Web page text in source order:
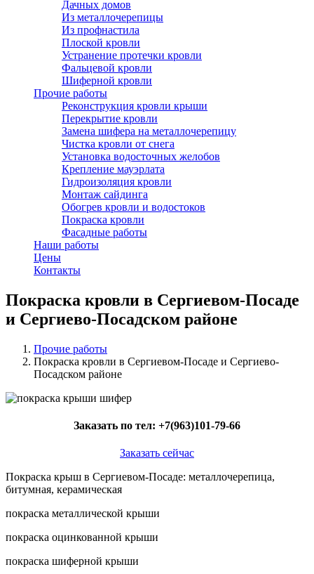
Дачных домов
Из металлочерепицы
Из профнастила
Плоской кровли
Устранение протечки кровли
Фальцевой кровли
Шиферной кровли
Прочие работы
Реконструкция кровли крыши
Перекрытие кровли
Замена шифера на металлочерепицу
Чистка кровли от снега
Установка водосточных желобов
Крепление мауэрлата
Гидроизоляция кровли
Монтаж сайдинга
Обогрев кровли и водостоков
Покраска кровли
Фасадные работы
Наши работы
Цены
Контакты
Покраска кровли в Сергиевом-Посаде
и Сергиево-Посадском районе
Прочие работы
Покраска кровли в Сергиевом-Посаде и Сергиево-
Посадском районе
Заказать по тел: +7(963)101-79-66
Заказать сейчас
Покраска крыш в Сергиевом-Посаде: металлочерепица,
битумная, керамическая
покраска металлической крыши
покраска оцинкованной крыши
покраска шиферной крыши